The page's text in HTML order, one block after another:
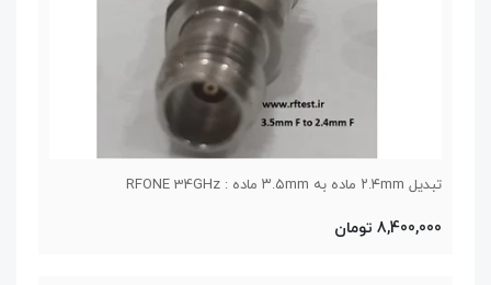
تبدیل ۲.۴mm ماده به ۳.۵mm ماده : RFONE 34GHz
8,400,000 تومان